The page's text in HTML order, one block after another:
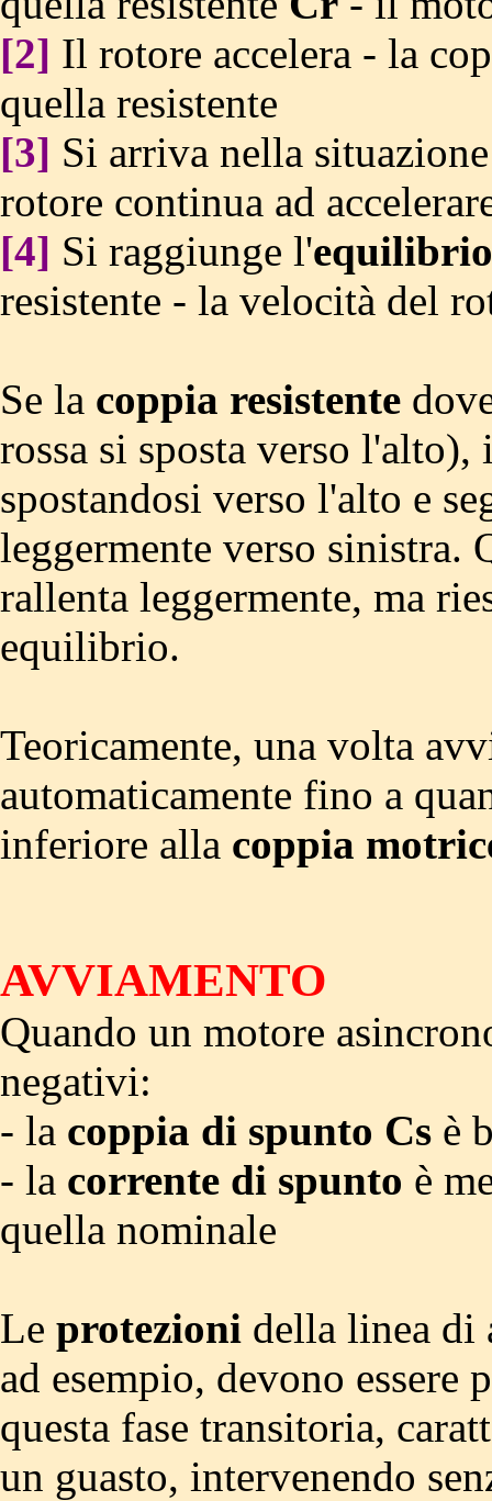
[2] Il rotore accelera - la
quella resistente
[3] Si arriva nella
rotore continua ad
[4] Si raggiunge l'equilibrio
resistente - la velocità del
Se la coppia resistente
rossa si sposta verso
spostandosi verso l'alto e
leggermente verso sinistra.
rallenta leggermente, ma
equilibrio.
Teoricamente, una volta
automaticamente fino a
inferiore alla coppia
AVVIAMENTO
Quando un motore
negativi:
- la coppia di spunto Cs è
- la corrente di spunto è
quella nominale
Le protezioni della linea di
ad esempio, devono essere
questa fase transitoria,
un guasto, intervenendo